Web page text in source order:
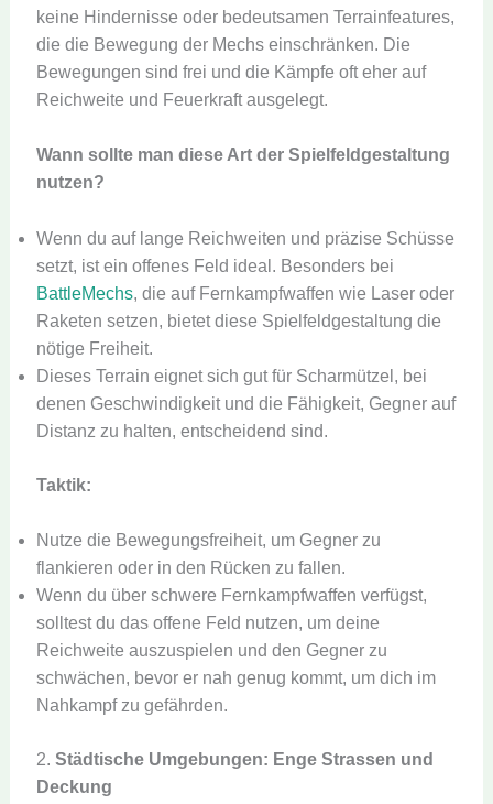
keine Hindernisse oder bedeutsamen Terrainfeatures,
die die Bewegung der Mechs einschränken. Die
Bewegungen sind frei und die Kämpfe oft eher auf
Reichweite und Feuerkraft ausgelegt.
Wann sollte man diese Art der Spielfeldgestaltung
nutzen?
Wenn du auf lange Reichweiten und präzise Schüsse
setzt, ist ein offenes Feld ideal. Besonders bei
BattleMechs, die auf Fernkampfwaffen wie Laser oder
Raketen setzen, bietet diese Spielfeldgestaltung die
nötige Freiheit.
Dieses Terrain eignet sich gut für Scharmützel, bei
denen Geschwindigkeit und die Fähigkeit, Gegner auf
Distanz zu halten, entscheidend sind.
Taktik:
Nutze die Bewegungsfreiheit, um Gegner zu
flankieren oder in den Rücken zu fallen.
Wenn du über schwere Fernkampfwaffen verfügst,
solltest du das offene Feld nutzen, um deine
Reichweite auszuspielen und den Gegner zu
schwächen, bevor er nah genug kommt, um dich im
Nahkampf zu gefährden.
2. Städtische Umgebungen: Enge Strassen und
Deckung